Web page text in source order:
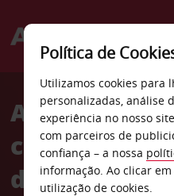
Welcome
AvisAluguer de
carros
de Ostrava
Política de
Utilizamos cookies para
personalizadas, análise
experiência no nosso
com parceiros de
confiança – a nossa
informação. Ao clicar em
utilização de cookies.